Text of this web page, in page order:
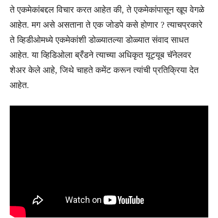
ते एकमेकांबद्दल विचार करत आहेत की, ते एकमेकांपासून खूप वेगळे
आहेत. मग असे असताना ते एक जोडपे कसे हाेणार ? त्याचप्रकारे
ते व्हिडीओमध्ये एकमेकांशी डोळ्यातल्या डाेळ्यात संवाद साधत
आहेत. या व्हिडिओला ब्रँडने त्याच्या अधिकृत यूट्यूब चॅनेलवर
शेअर केले आहे, जिथे चाहते कमेंट करून त्यांची प्रतिक्रिया देत
आहेत.